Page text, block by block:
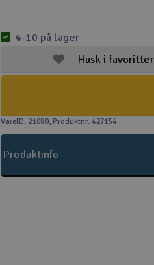
Husk i favoritter
4-10 på lager
VareID: 21080, Produktnr: 427154
Produktinfo